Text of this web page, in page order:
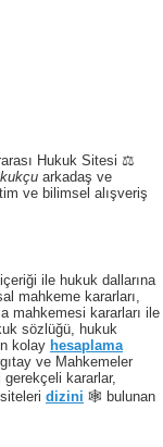
Hukuk Sitesi ⚖️
arkadaş ve
ve bilimsel alışveriş
ile hukuk dallarına
mahkeme kararları,
mahkemesi kararları ile
sözlüğü, hukuk
kolay hesaplama
ve Mahkemeler
kararlar,
dizini 🕸 bulunan